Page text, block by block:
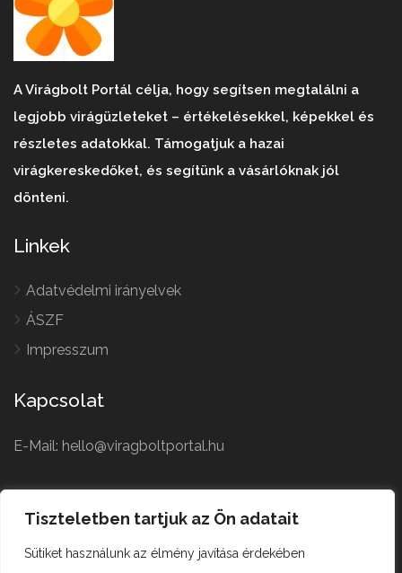
Tiszteletben tartjuk az Ön adatait
Sütiket használunk az élmény javítása érdekében
A Virágbolt Portál célja, hogy segítsen megtalálni a
legjobb virágüzleteket – értékelésekkel, képekkel és
részletes adatokkal. Támogatjuk a hazai
virágkereskedőket, és segítünk a vásárlóknak jól
dönteni.
Linkek
Adatvédelmi irányelvek
ÁSZF
Impresszum
Kapcsolat
E-Mail: hello@viragboltportal.hu
German
Czech